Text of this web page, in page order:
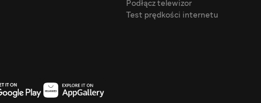
Podłącz telewizor
Test prędkości internetu